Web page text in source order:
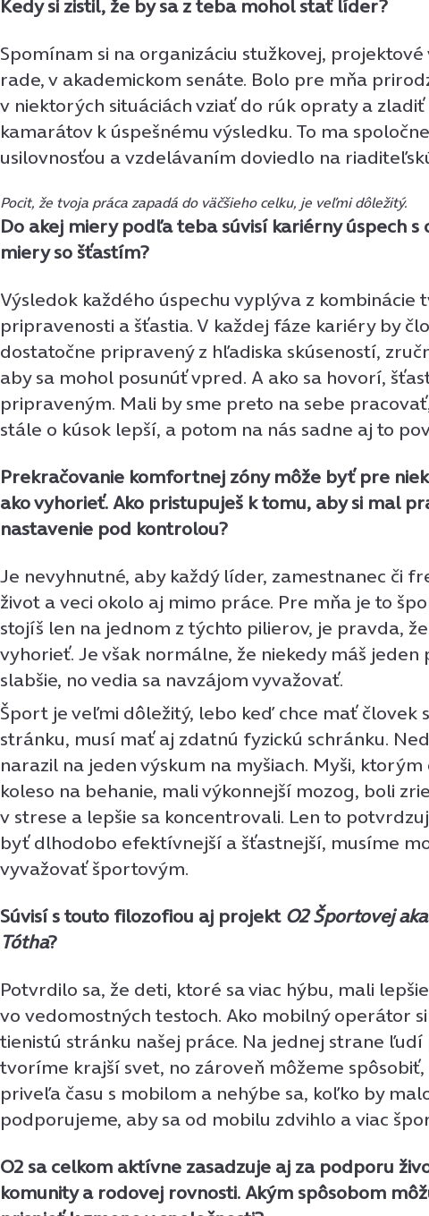
Kedy si zistil, že by sa z teba mohol stať líder?
Spomínam si na organizáciu stužkovej, projektové
rade, v akademickom senáte. Bolo pre mňa
v niektorých situáciách vziať do rúk opraty a
kamarátov k úspešnému výsledku. To ma
usilovnosťou a vzdelávaním doviedlo na
Pocit, že tvoja práca zapadá do väčšieho celku, je veľmi dôležitý.
Do akej miery podľa teba súvisí kariérny úspech s
miery so šťastím?
Výsledok každého úspechu vyplýva z kombinácie
pripravenosti a šťastia. V každej fáze kariéry by
dostatočne pripravený z hľadiska skúseností,
aby sa mohol posunúť vpred. A ako sa hovorí,
pripraveným. Mali by sme preto na sebe
stále o kúsok lepší, a potom na nás sadne aj to
Prekračovanie komfortnej zóny môže byť pre
ako vyhorieť. Ako pristupuješ k tomu, aby si mal
nastavenie pod kontrolou?
Je nevyhnutné, aby každý líder, zamestnanec či
život a veci okolo aj mimo práce. Pre mňa je to
stojíš len na jednom z týchto pilierov, je pravda,
vyhorieť. Je však normálne, že niekedy máš jeden
slabšie, no vedia sa navzájom vyvažovať.
Šport je veľmi dôležitý, lebo keď chce mať človek
stránku, musí mať aj zdatnú fyzickú schránku.
narazil na jeden výskum na myšiach. Myši,
koleso na behanie, mali výkonnejší mozog, boli
v strese a lepšie sa koncentrovali. Len to
byť dlhodobo efektívnejší a šťastnejší, musíme
vyvažovať športovým.
Súvisí s touto filozofiou aj projekt O2 Športovej
Tótha?
Potvrdilo sa, že deti, ktoré sa viac hýbu, mali
vo vedomostných testoch. Ako mobilný operátor
tienistú stránku našej práce. Na jednej strane
tvoríme krajší svet, no zároveň môžeme
priveľa času s mobilom a nehýbe sa, koľko by
podporujeme, aby sa od mobilu zdvihlo a viac
O2 sa celkom aktívne zasadzuje aj za podporu
komunity a rodovej rovnosti. Akým spôsobom